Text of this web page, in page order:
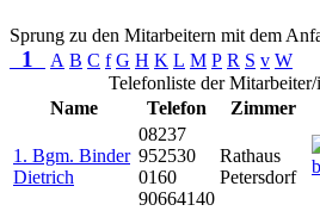
Sprung zu den Mitarbeitern mit dem
1 A B C f G H K L M P R S v W
Telefonliste der
Name
Telefon Zimmer
1. Bgm. Binder
Dietrich
08237
952530
0160
90664140
Rathaus
Petersdorf